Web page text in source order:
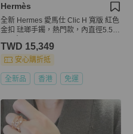
Hermès
全新 Hermes 愛馬仕 Clic H 寬版 紅色
金扣 琺瑯手鐲，熱門款，內直徑5.5c
TWD 15,349
安心購折抵
全新品 香港 免運